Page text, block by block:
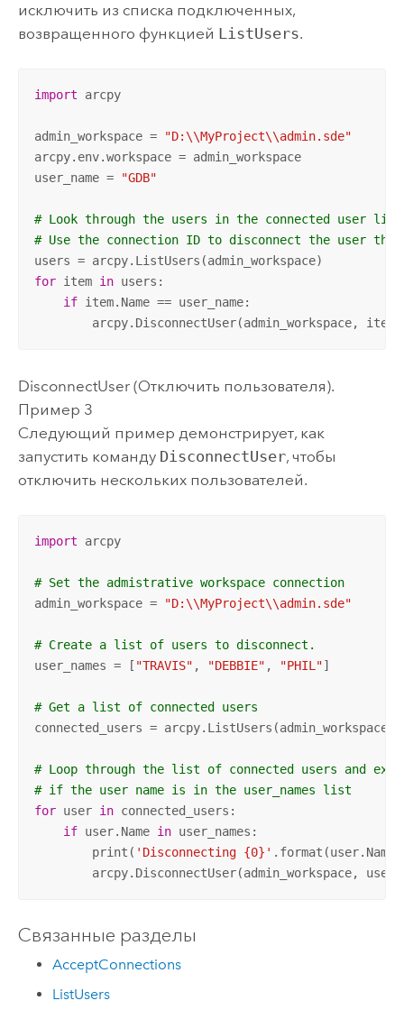
исключить из списка подключенных,
возвращенного функцией ListUsers.
import arcpy
admin_workspace =
"D:\\MyProject\\admin.sde"
arcpy.env.workspace = admin_workspace
user_name =
"GDB"
# Look through the users in the connected user
# Use the connection ID to disconnect the user that
for item in users:
if item.Name == user_name:
arcpy.DisconnectUser(admin_workspace,
DisconnectUser (Отключить пользователя).
Пример 3
Следующий пример демонстрирует, как
запустить команду DisconnectUser, чтобы
отключить нескольких пользователей.
import arcpy
# Set the admistrative workspace connection
admin_workspace =
"D:\\MyProject\\admin.sde"
# Create a list of users to disconnect.
user_names = [ "TRAVIS" , "DEBBIE" , "PHIL"]
# Get a list of connected users
connected_users = arcpy.ListUsers(admin_workspace)
# Loop through the list of connected users and
# if the user name is in the user_names list
for user in connected_users:
if user.Name in user_names:
        print(
'Disconnecting {0}'
arcpy.DisconnectUser(admin_workspace,
Связанные разделы
AcceptConnections
ListUsers